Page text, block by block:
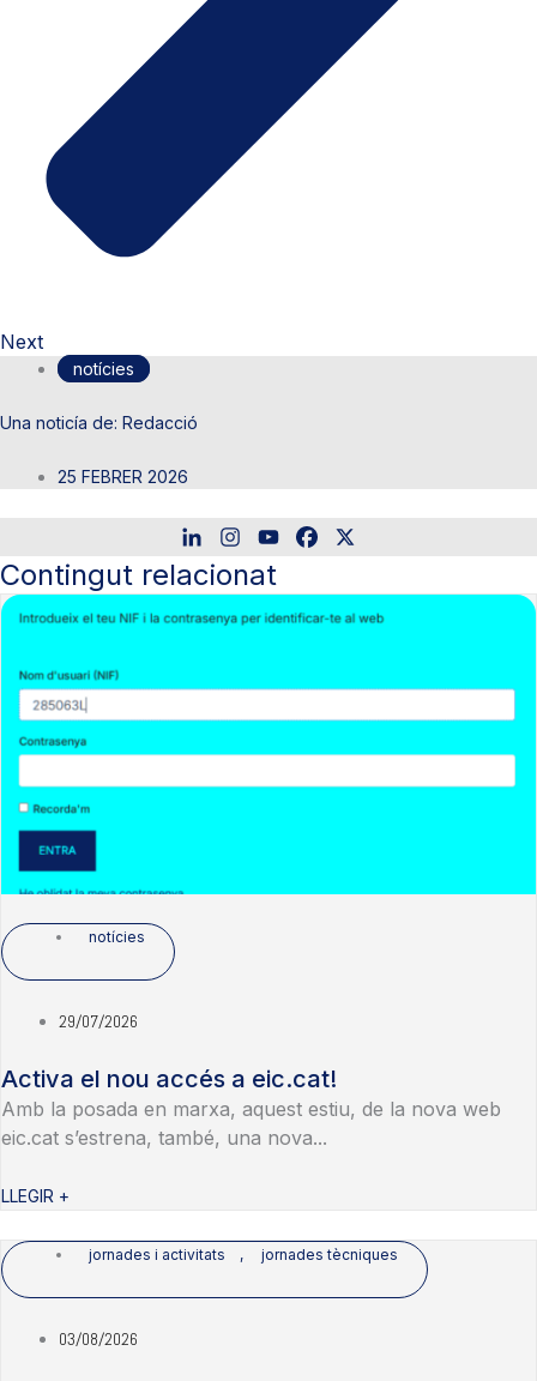
Next
notícies
Redacció
25 FEBRER 2026
Contingut relacionat
notícies
29/07/2026
Activa el nou accés a eic.cat!
Amb la posada en marxa, aquest estiu, de la nova web
eic.cat s’estrena, també, una nova...
LLEGIR +
jornades i activitats , jornades tècniques
03/08/2026